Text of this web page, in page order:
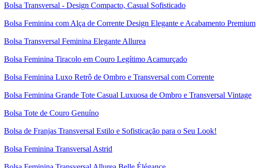
Bolsa Transversal - Design Compacto, Casual Sofisticado
Bolsa Feminina com Alça de Corrente Design Elegante e Acabamento Premium
Bolsa Transversal Feminina Elegante Allurea
Bolsa Feminina Tiracolo em Couro Legítimo Acamurçado
Bolsa Feminina Luxo Retrô de Ombro e Transversal com Corrente
Bolsa Feminina Grande Tote Casual Luxuosa de Ombro e Transversal Vintage
Bolsa Tote de Couro Genuíno
Bolsa de Franjas Transversal Estilo e Sofisticação para o Seu Look!
Bolsa Feminina Transversal Astrid